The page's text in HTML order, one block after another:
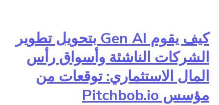
كيف يقوم Gen AI بتحويل تطوير
الشركات الناشئة وأسواق رأس
المال الاستثماري: توقعات من
مؤسس Pitchbob.io